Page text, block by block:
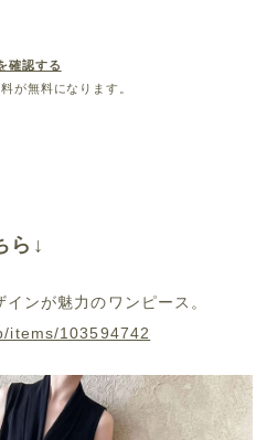
確認する
が無料になります。
ら↓
ンが魅力のワンピース。
items/103594742